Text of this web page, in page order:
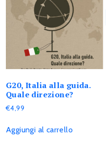
G20, Italia alla guida.
Quale direzione?
€4,99
Aggiungi al carrello